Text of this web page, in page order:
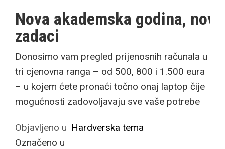
Nova akademska godina, novi
zadaci
Donosimo vam pregled prijenosnih računala u
tri cjenovna ranga – od 500, 800 i 1.500 eura
– u kojem ćete pronaći točno onaj laptop čije
mogućnosti zadovoljavaju sve vaše potrebe
Objavljeno u Hardverska tema
Označeno u